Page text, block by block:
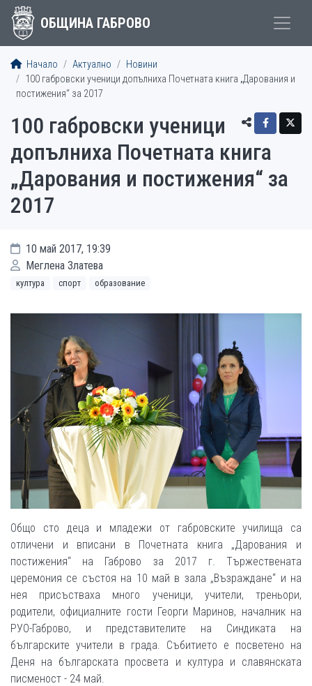
ОБЩИНА ГАБРОВО
Начало Актуално
Новини
100 габровски ученици допълниха Почетната книга „Дарования и
постижения“ за 2017
100 габровски ученици
допълниха Почетната книга
„Дарования и постижения“ за
2017
10 май 2017, 19:39
Меглена Златева
култура спорт образование
Общо сто деца и младежи от габровските училища са
отличени и вписани в Почетната книга „Дарования и
постижения“ на Габрово за 2017 г. Тържествената
церемония се състоя на 10 май в зала „Възраждане“ и на
нея присъстваха много ученици, учители, треньори,
родители, официалните гости Георги Маринов, началник на
РУО-Габрово, и представителите на Синдиката на
българските учители в града. Събитието е посветено на
Деня на българската просвета и култура и славянската
писменост - 24 май.